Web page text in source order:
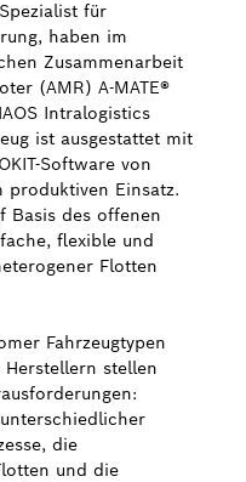
für
haben im
Zusammenarbeit
(AMR) A-MATE®
Intralogistics
ist ausgestattet mit
Software von
produktiven Einsatz.
Basis des offenen
flexible und
Flotten
Fahrzeugtypen
stellen
die
und die